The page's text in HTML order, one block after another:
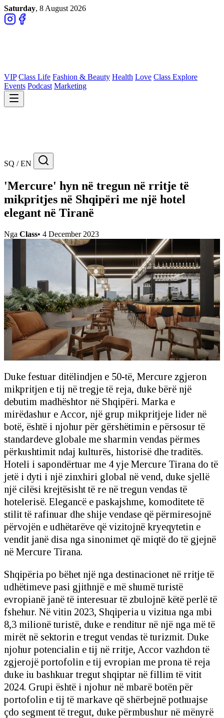
Saturday, 8 August 2026
VIP Class Life Fashion & Beauty Health Love Class Explore
Events Podcast Marketing
SQ / EN
'Mercure' hyn në tregun në rritje të
mikpritjes në Shqipëri me një hotel
elegant në Tiranë
Nga Class• 4 December 2023
Duke festuar ditëlindjen e 50-të, Mercure zgjeron
mikpritjen e tij në tregje të reja, duke bërë një
debutim madhështor në Shqipëri. Marka e
mirëdashur e Accor, një grup mikpritjeje lider në
botë, është i njohur për gërshëtimin e përsosur të
standardeve globale me sharmin vendas përmes
përkushtimit ndaj kulturës, historisë dhe traditës.
Hoteli i sapondërtuar me 4 yje Mercure Tirana do të
jetë i dyti i një zinxhiri global në vend, duke sjellë
një cilësi krejtësisht të re në tregun vendas të
hotelerisë. Elegancë e paskajshme, komoditete të
stilit të rafinuar dhe shije vendase që përmiresojnë
përvojën e udhëtarëve që vizitojnë kryeqytetin e
vendit janë disa nga sinonimet që miqtë do të gjejnë
në Mercure Tirana.
Shqipëria po bëhet një nga destinacionet në rritje të
udhëtimeve pasi gjithnjë e më shumë turistë
evropianë janë të interesuar të zbulojnë këtë perlë të
fshehur. Në vitin 2023, Shqiperia u vizitua nga mbi
8,3 milionë turistë, duke e renditur në një nga më të
mirët në sektorin e tregut vendas të turizmit. Duke
njohur potencialin e tij në rritje, Accor vazhdon të
zgjerojë portofolin e tij evropian me prona të reja
duke iu bashkuar tregut shqiptar në fillim të vitit
2024. Grupi është i njohur në mbarë botën për
portofolin e tij të markave që shërbejnë pothuajse
çdo segment të tregut, duke përmbushur në mënyrë